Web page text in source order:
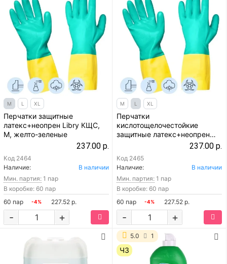
M L XL
Перчатки защитные
латекс+неопрен Libry КЩС,
M, желто-зеленые
237.00 р.
Код 2464
Наличие:
В наличии
Мин. партия: 1 пар
В коробке: 60 пар
60 пар
-4% 227.52 р.
+
-
M L XL
Перчатки
кислотощелочестойкие
защитные латекс+неопрен
Libry КЩС, L, желто-зеленые
237.00 р.
Код 2465
Наличие:
В наличии
Мин. партия: 1 пар
В коробке: 60 пар
60 пар
-4% 227.52 р.
+
-
5.0 1
ЧЗ